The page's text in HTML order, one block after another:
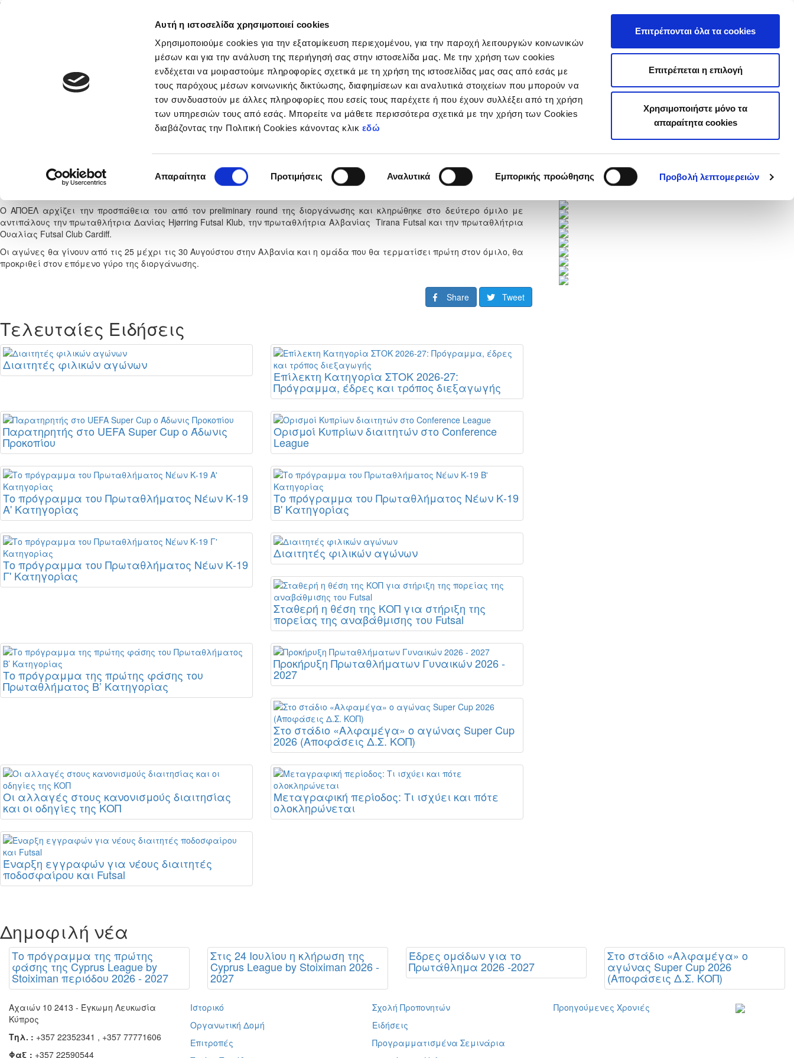
Αυτή η ιστοσελίδα χρησιμοποιεί cookies
Χρησιμοποιούμε cookies για την εξατομίκευση περιεχομένου, για την παροχή λειτουργιών κοινωνικών
μέσων και για την ανάλυση της περιήγησή σας στην ιστοσελίδα μας. Με την χρήση των cookies
ενδέχεται να μοιραστούμε πληροφορίες σχετικά με τη χρήση της ιστοσελίδας μας σας από εσάς με
τους παρόχους μέσων κοινωνικής δικτύωσης, διαφημίσεων και αναλυτικά στοιχείων που μπορούν να
τον συνδυαστούν με άλλες πληροφορίες που εσείς τους παρέχετε ή που έχουν συλλέξει από τη χρήση
των υπηρεσιών τους από εσάς. Μπορείτε να μάθετε περισσότερα σχετικά με την χρήση των Cookies
διαβάζοντας την Πολιτική Cookies κάνοντας κλικ εδώ
συγκατάθεσης
Απαραίτητα Προτιμήσεις Αναλυτικά Εμπορικής προώθησης Προβολή λεπτομερειών
Επιτρέπονται όλα τα cookies
Επιτρέπεται η επιλογή
Χρησιμοποιήστε μόνο τα
απαραίτητα cookies
Νέα & Πληροφορίες Εθνικές Ομάδες Διοργανώσεις
Στατιστικά
Οι αντίπαλοι του ΑΠΟΕΛ στο Futsal Champions League
Πραγματοποιήθηκε η κλήρωση του UEFA Futsal Champions League, διοργάνωση στην οποία συμμετέχει η ομάδα του ΑΠΟΕΛ
Ο ΑΠΟΕΛ αρχίζει την προσπάθεια του από τον preliminary round της διοργάνωσης και κληρώθηκε στο δεύτερο όμιλο με
αντιπάλους την πρωταθλήτρια Δανίας Hjørring Futsal Klub, την πρωταθλήτρια Αλβανίας Tirana Futsal και την πρωταθλήτρια
Ουαλίας Futsal Club Cardiff.
Οι αγώνες θα γίνουν από τις 25 μέχρι τις 30 Αυγούστου στην Αλβανία και η ομάδα που θα τερματίσει πρώτη στον όμιλο, θα
προκριθεί στον επόμενο γύρο της διοργάνωσης.
Share Tweet
Τελευταίες Ειδήσεις
Διαιτητές φιλικών αγώνων
Επίλεκτη Κατηγορία ΣΤΟΚ 2026-27:
Πρόγραμμα, έδρες και τρόπος διεξαγωγής
Παρατηρητής στο UEFA Super Cup ο Άδωνις
Προκοπίου
Ορισμοί Κυπρίων διαιτητών στο Conference
League
Το πρόγραμμα του Πρωταθλήματος Νέων Κ-19
Α' Κατηγορίας
Το πρόγραμμα του Πρωταθλήματος Νέων Κ-19
Β' Κατηγορίας
Το πρόγραμμα του Πρωταθλήματος Νέων Κ-19
Γ' Κατηγορίας
Διαιτητές φιλικών αγώνων
Σταθερή η θέση της ΚΟΠ για στήριξη της
πορείας της αναβάθμισης του Futsal
Το πρόγραμμα της πρώτης φάσης του
Πρωταθλήματος Β’ Κατηγορίας
Προκήρυξη Πρωταθλήματων Γυναικών 2026 -
2027
Στο στάδιο «Αλφαμέγα» ο αγώνας Super Cup
2026 (Αποφάσεις Δ.Σ. ΚΟΠ)
Οι αλλαγές στους κανονισμούς διαιτησίας
και οι οδηγίες της ΚΟΠ
Μεταγραφική περίοδος: Τι ισχύει και πότε
ολοκληρώνεται
Έναρξη εγγραφών για νέους διαιτητές
ποδοσφαίρου και Futsal
Επόμενοι Αγώνες
Χορηγοί
Δημοφιλή νέα
Το πρόγραμμα της πρώτης
φάσης της Cyprus League by
Stoiximan περιόδου 2026 - 2027
Στις 24 Ιουλίου η κλήρωση της
Cyprus League by Stoiximan 2026 -
2027
Έδρες ομάδων για το
Πρωτάθλημα 2026 -2027
Στο στάδιο «Αλφαμέγα» ο
αγώνας Super Cup 2026
(Αποφάσεις Δ.Σ. ΚΟΠ)
Αχαιών 10 2413 - Έγκωμη Λευκωσία
Κύπρος
Τηλ. : +357 22352341 , +357 77771606
Φαξ : +357 22590544
Ιστορικό
Οργανωτική Δομή
Επιτροπές
Σχολή Προπονητών
Ειδήσεις
Προγραμματισμένα Σεμινάρια
Προηγούμενες Χρονιές